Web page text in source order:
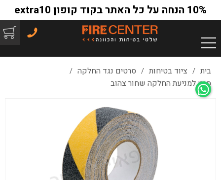
10% הנחה על כל האתר בקוד קופון extra10
בית / ציוד בטיחות / סרטים נגד החלקה /
סרט למניעת החלקה שחור צהוב